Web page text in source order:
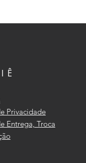
Privacidade
Entrega, Troca